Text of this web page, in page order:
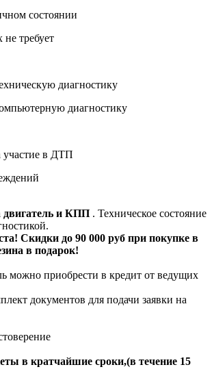
состоянии
требует
диагностику
диагностику
участие в ДТП
двигатель и КПП . Техническое состояние
Скидки до 90 000 руб при покупке в
в подарок!
можно приобрести в кредит от ведущих
документов для подачи заявки на
в кратчайшие сроки,(в течение 15